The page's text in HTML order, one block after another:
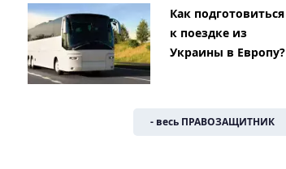
Как подготовиться
к поездке из
Украины в Европу?
- весь ПРАВОЗАЩИТНИК